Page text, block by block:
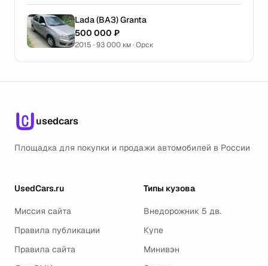
Lada (ВАЗ) Granta
500 000 ₽
2015 · 93 000 км · Орск
usedcars
Площадка для покупки и продажи автомобилей в России
UsedCars.ru
Миссия сайта
Правила публикации
Правила сайта
Типы кузова
Внедорожник 5 дв.
Купе
Минивэн